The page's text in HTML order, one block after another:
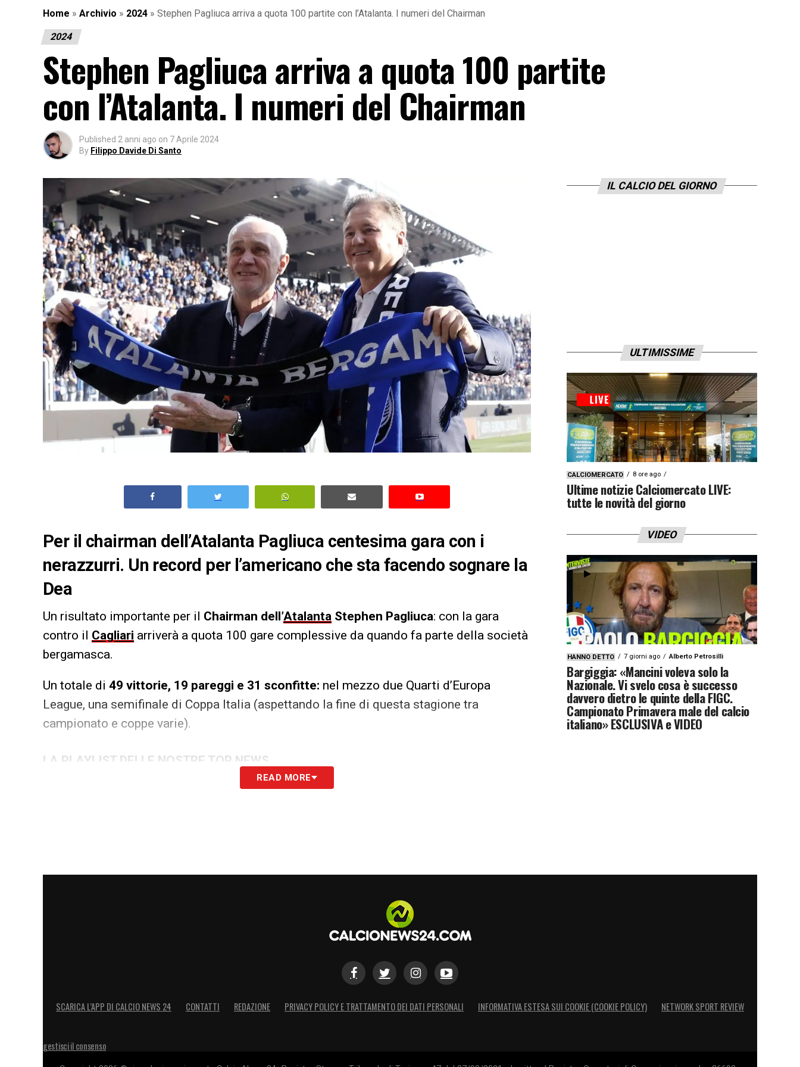
Home » Archivio » 2024 » Stephen Pagliuca arriva a quota 100 partite con l’Atalanta. I numeri del Chairman
2024
Stephen Pagliuca arriva a quota 100 partite
con l’Atalanta. I numeri del Chairman
Published 2 anni ago on 7 Aprile 2024
By Filippo Davide Di Santo
Per il chairman dell’Atalanta Pagliuca centesima gara con i
nerazzurri. Un record per l’americano che sta facendo sognare la
Dea
Un risultato importante per il Chairman dell’Atalanta Stephen Pagliuca: con la gara
contro il Cagliari arriverà a quota 100 gare complessive da quando fa parte della società
bergamasca.
Un totale di 49 vittorie, 19 pareggi e 31 sconfitte: nel mezzo due Quarti d’Europa
League, una semifinale di Coppa Italia (aspettando la fine di questa stagione tra
campionato e coppe varie).
LA PLAYLIST DELLE NOSTRE TOP NEWS
READ MORE
IL CALCIO DEL GIORNO
ULTIMISSIME
CALCIOMERCATO 8 ore ago
Ultime notizie Calciomercato LIVE:
tutte le novità del giorno
VIDEO
HANNO DETTO 7 giorni ago Alberto Petrosilli
Bargiggia: «Mancini voleva solo la
Nazionale. Vi svelo cosa è successo
davvero dietro le quinte della FIGC.
Campionato Primavera male del calcio
italiano» ESCLUSIVA e VIDEO
SCARICA L’APP DI CALCIO NEWS 24 CONTATTI REDAZIONE PRIVACY POLICY E TRATTAMENTO DEI DATI PERSONALI INFORMATIVA ESTESA SUI COOKIE (COOKIE POLICY) NETWORK SPORT REVIEW
gestisci il consenso